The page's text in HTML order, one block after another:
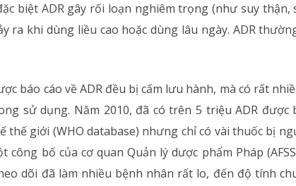
biệt ADR gây rối loạn nghiêm trọng (như suy thận,
ra khi dùng liều cao hoặc dùng lâu ngày. ADR
báo cáo về ADR đều bị cấm lưu hành, mà có rất
sử dụng. Năm 2010, đã có trên 5 triệu ADR được
thế giới (WHO database) nhưng chỉ có vài thuốc bị
công bố của cơ quan Quản lý dược phẩm Pháp
dõi đã làm nhiều bệnh nhân rất lo, đến độ tính